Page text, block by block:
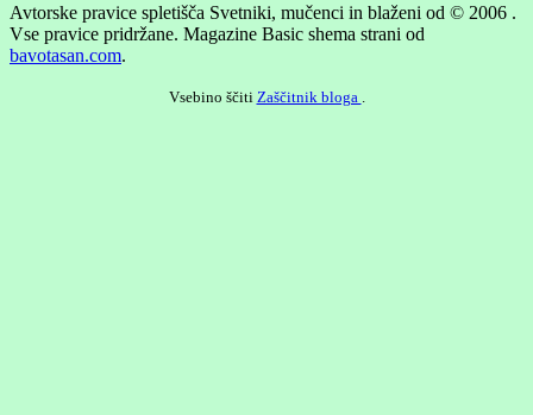
Avtorske pravice spletišča Svetniki, mučenci in blaženi od © 2006 .
Vse pravice pridržane. Magazine Basic shema strani od
bavotasan.com.
Vsebino ščiti Zaščitnik bloga